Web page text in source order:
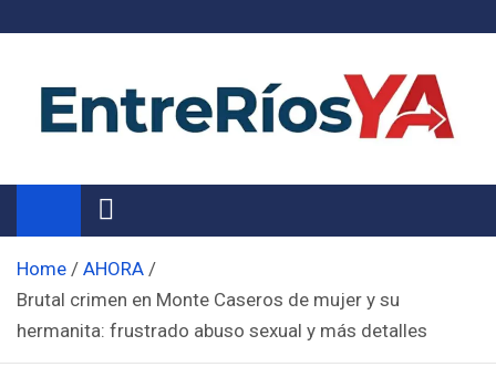
Noticias de Entre Ríos
Información de toda la provincia ahora
Home
AHORA
Brutal crimen en Monte Caseros de mujer y su
hermanita: frustrado abuso sexual y más detalles